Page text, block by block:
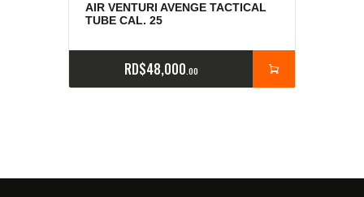
AIR VENTURI AVENGE TACTICAL
TUBE CAL. 25
RD$48,000 00